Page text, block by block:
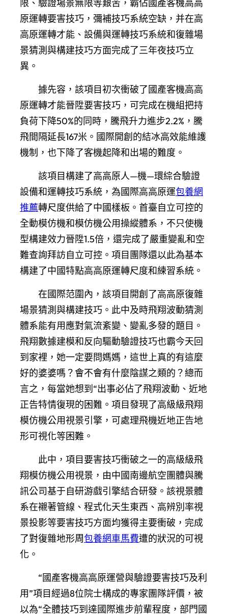
限、驗證場景無限等艱苦，霸佔國產客機高高
原運轉要害技巧，彌補技巧系統空缺，并在高
高原運轉才能、設備與運轉技巧系統和復雜場
景猜測與構建技巧方面完成了三年夜技巧立
異。
據先容，該項目初次衝破了國產客機高高
原運轉才能晉陞要害技巧，可完成在機組把持
負荷下降50%的同時，騰飛升力進步2.2%，騰
飛間隔延長167米。國際開創的結冰高效能維護
機制，也下降了客機起降和出場的難度。
該項目構建了高高原人—機—環綜合驗證
設備和運轉技巧系統，為國際高高原運包養網
推薦轉尺度供給了中國樣板。首臺自立可控的
全動模仿機和模仿機公用操縱體系，不只使機
型構建效力晉陞1.5倍，還完成了嚴重變亂和空
難查詢拜訪自立可控。項目團隊還以此為基本
構建了中國特點高高原運轉尺度和練習系統。
在國際范圍內，該項目開創了高高原復雜
場景猜測與構建技巧。此中及時飛翔波動猜測
體系能有用應對氣流紊變、變亂多發的題目。
飛翔數據建模和反向驅動驗證技巧也霸今天回
到家裡，她一定要問媽媽，這世上真的有這麼
好的婆婆嗎？會不會有什麼陰謀之類的？總而
言之，每當她想到“出事必佔了飛翔波動、近地
正告特情復現的困難。項目發現了高級級飛翔
模仿機公用視景引擎，可處理飛機近地正告地
形可視化等困難。
此中，項目要害技巧衝破之一的高級級飛
翔模仿機公用視景，由中國南邊航空團體與騰
訊公司基于自研游戲引擎結合研發。該視景體
系在襯著管線、程式化天生東西、高辨別率視
景投影等要害技巧方面均獲得主要衝破，完成
了對復雜地形周包養網車馬費遭的狀況的可視
化。
“國產客機高高原運營與驗證要害技巧及利
用”項目經過8位院士構成的專家團隊評價，被
以為“全體技巧到達國際進步前輩程度，部門國